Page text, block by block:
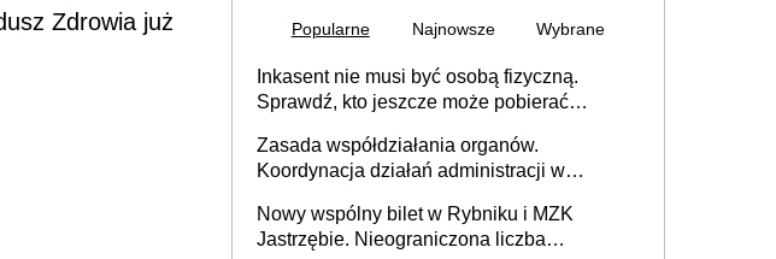
Zdrowia już
Popularne Najnowsze Wybrane
Inkasent nie musi być osobą fizyczną.
Sprawdź, kto jeszcze może pobierać
Zasada współdziałania organów.
Koordynacja działań administracji w
Nowy wspólny bilet w Rybniku i MZK
Jastrzębie. Nieograniczona liczba